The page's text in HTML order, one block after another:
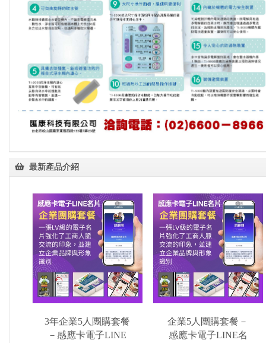
最新產品介紹
3年企業5人團購套餐
－感應卡電子LINE
企業5人團購套餐－
感應卡電子LINE名